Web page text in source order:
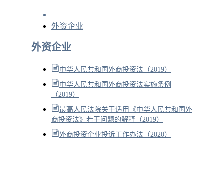
外资企业
外资企业
中华人民共和国外商投资法（2019）
中华人民共和国外商投资法实施条例
（2019）
最高人民法院关于适用《中华人民共和国外
商投资法》若干问题的解释（2019）
外商投资企业投诉工作办法（2020）